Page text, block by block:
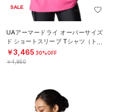
SALE
UAアーマードライ オーバーサイズ
ド ショートスリーブ Tシャツ（トレ
ーニング/WOMEN）
￥3,465 30%OFF
￥4,950